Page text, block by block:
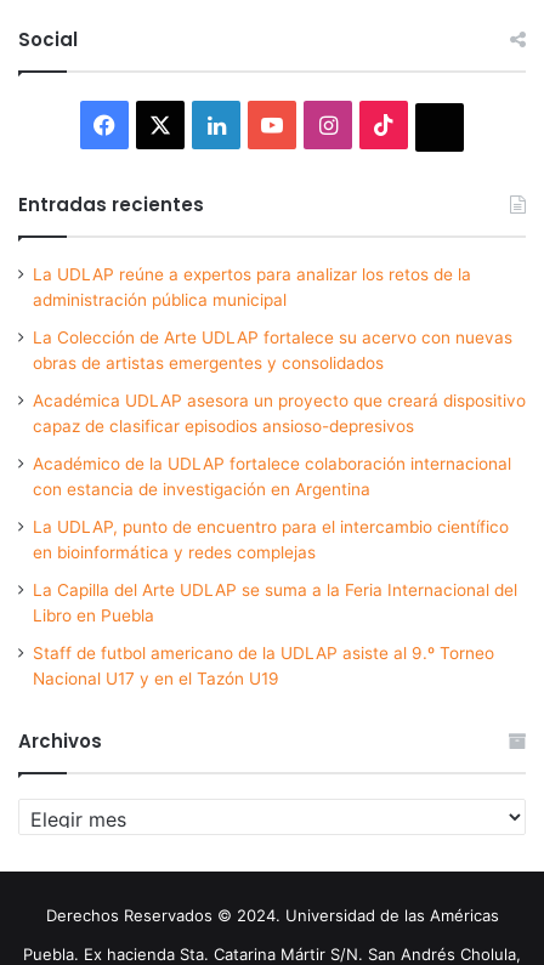
Social
Facebook LinkedInYouTubeInstagram
Entradas recientes
La UDLAP reúne a expertos para analizar los retos de la
administración pública municipal
La Colección de Arte UDLAP fortalece su acervo con nuevas
obras de artistas emergentes y consolidados
Académica UDLAP asesora un proyecto que creará dispositivo
capaz de clasificar episodios ansioso-depresivos
Académico de la UDLAP fortalece colaboración internacional
con estancia de investigación en Argentina
La UDLAP, punto de encuentro para el intercambio científico
en bioinformática y redes complejas
La Capilla del Arte UDLAP se suma a la Feria Internacional del
Libro en Puebla
Staff de futbol americano de la UDLAP asiste al 9.º Torneo
Nacional U17 y en el Tazón U19
Archivos
Archivos
Derechos Reservados © 2024. Universidad de las Américas
Puebla. Ex hacienda Sta. Catarina Mártir S/N. San Andrés Cholula,